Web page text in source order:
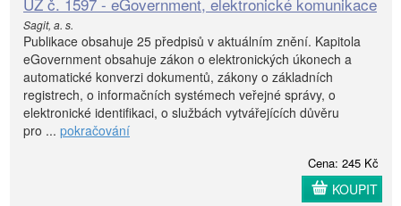
Sagit, a. s.
Publikace obsahuje 25 předpisů v aktuálním znění. Kapitola
eGovernment obsahuje zákon o elektronických úkonech a
automatické konverzi dokumentů, zákony o základních
registrech, o informačních systémech veřejné správy, o
elektronické identifikaci, o službách vytvářejících důvěru
pro ... pokračování
Cena: 245 Kč
KOUPIT